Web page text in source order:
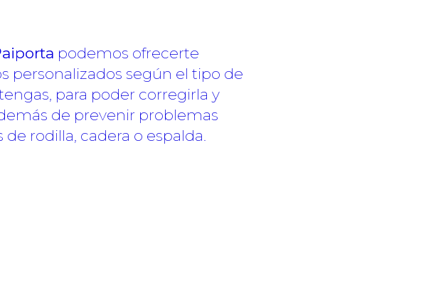
podemos ofrecerte
personalizados según el tipo de
para poder corregirla y
de prevenir problemas
de rodilla, cadera o espalda.